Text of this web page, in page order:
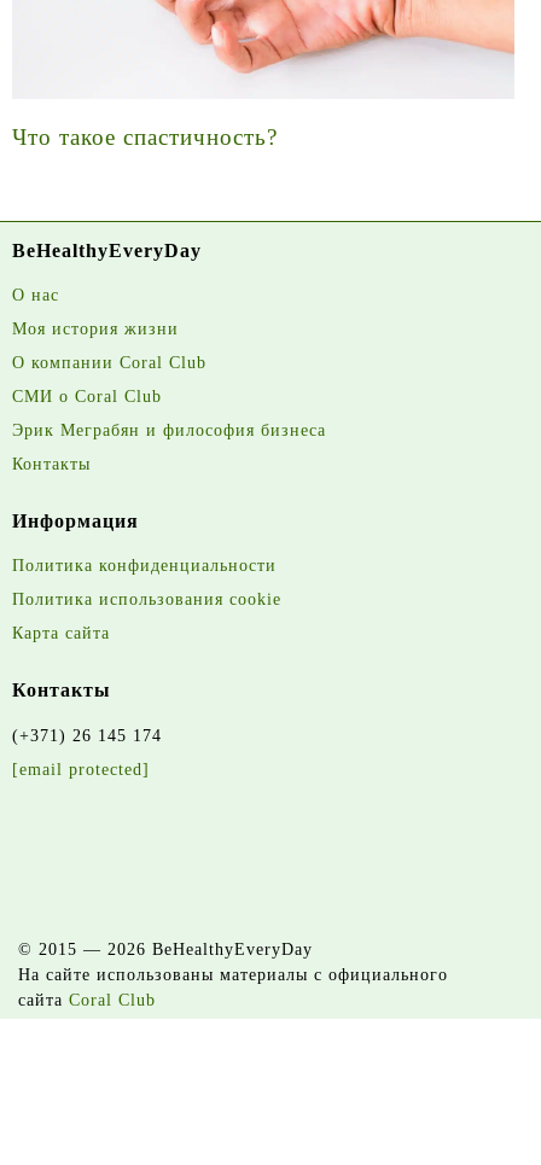
Что такое спастичность?
BeHealthyEveryDay
О нас
Моя история жизни
О компании Coral Club
СМИ о Coral Club
Эрик Меграбян и философия бизнеса
Контакты
Информация
Политика конфиденциальности
Политика использования cookie
Карта сайта
Контакты
(+371) 26 145 174
[email protected]
© 2015 — 2026 BeHealthyEveryDay
На сайте использованы материалы с официального
сайта Coral Club